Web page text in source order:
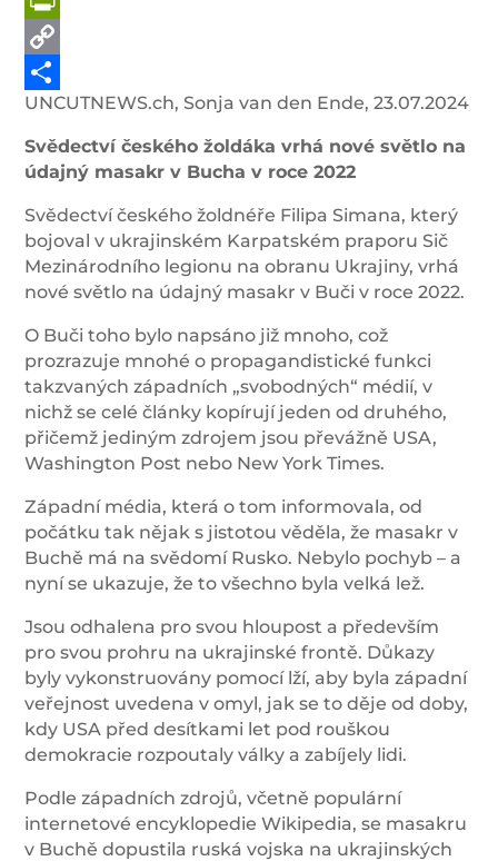
PrintFriendly
Copy
Link
Share
UNCUTNEWS.ch, Sonja van den Ende, 23.07.2024
Svědectví českého žoldáka vrhá nové světlo na
údajný masakr v Bucha v roce 2022
Svědectví českého žoldnéře Filipa Simana, který
bojoval v ukrajinském Karpatském praporu Sič
Mezinárodního legionu na obranu Ukrajiny, vrhá
nové světlo na údajný masakr v Buči v roce 2022.
O Buči toho bylo napsáno již mnoho, což
prozrazuje mnohé o propagandistické funkci
takzvaných západních „svobodných“ médií, v
nichž se celé články kopírují jeden od druhého,
přičemž jediným zdrojem jsou převážně USA,
Washington Post nebo New York Times.
Západní média, která o tom informovala, od
počátku tak nějak s jistotou věděla, že masakr v
Buchě má na svědomí Rusko. Nebylo pochyb – a
nyní se ukazuje, že to všechno byla velká lež.
Jsou odhalena pro svou hloupost a především
pro svou prohru na ukrajinské frontě. Důkazy
byly vykonstruovány pomocí lží, aby byla západní
veřejnost uvedena v omyl, jak se to děje od doby,
kdy USA před desítkami let pod rouškou
demokracie rozpoutaly války a zabíjely lidi.
Podle západních zdrojů, včetně populární
internetové encyklopedie Wikipedia, se masakru
v Buchě dopustila ruská vojska na ukrajinských